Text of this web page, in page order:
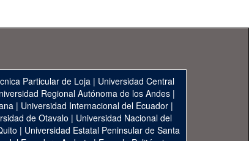
Particular de Loja | Universidad Central
Regional Autónoma de los Andes|
| Universidad Internacional del Ecuador|
de Otavalo | Universidad Nacional del
| Universidad Estatal Peninsular de Santa